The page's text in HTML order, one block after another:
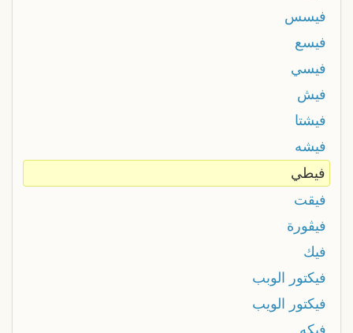
فيسس
فيسع
فيسي
فيش
فيشتا
فيشه
فيطي
فيقت
فيڨورة
فيك
فيكتور الوبب
فيكتور الويب
فيكه